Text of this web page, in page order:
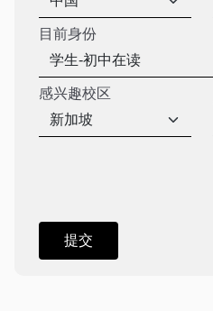
目前身份
感兴趣校区